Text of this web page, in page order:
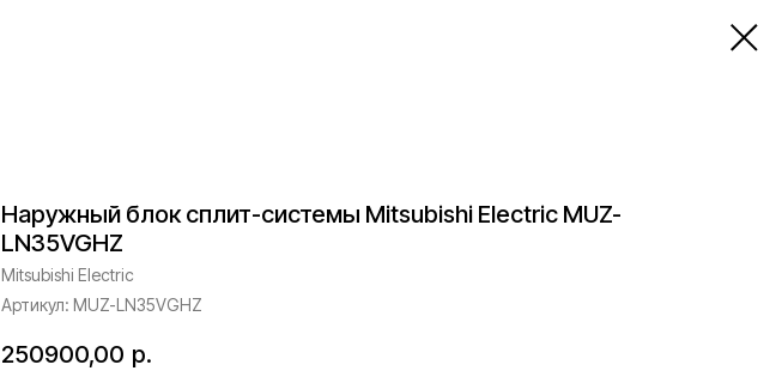
Наружный блок сплит-системы Mitsubishi Electric MUZ-
LN35VGHZ
Mitsubishi Electric
Артикул: MUZ-LN35VGHZ
250900,00 р.